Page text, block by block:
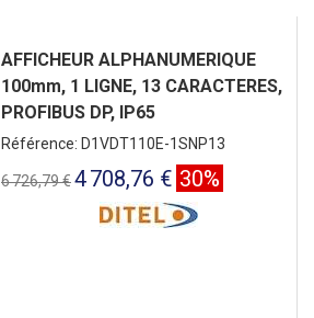
AFFICHEUR ALPHANUMERIQUE
100mm, 1 LIGNE, 13 CARACTERES,
PROFIBUS DP, IP65
Référence: D1VDT110E-1SNP13
6 726,79 €4 708,76 € 30%